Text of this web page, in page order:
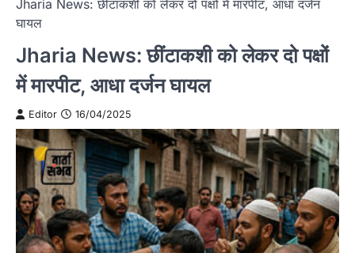
Jharia News: छींटाकशी को लेकर दो पक्षों में मारपीट, आधा दर्जन
घायल
Jharia News: छींटाकशी को लेकर दो पक्षों
में मारपीट, आधा दर्जन घायल
Editor 16/04/2025